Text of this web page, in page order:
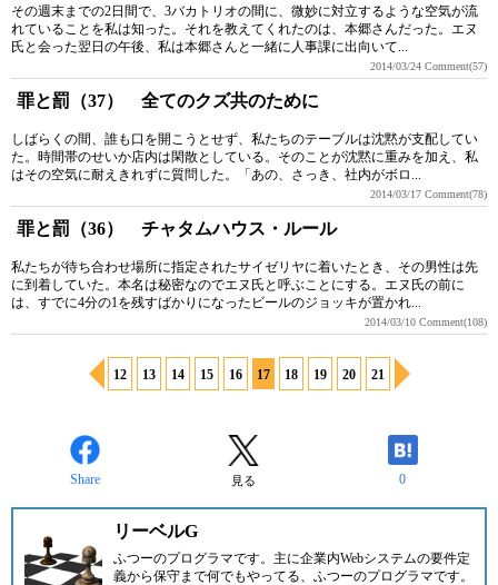
その週末までの2日間で、3バカトリオの間に、微妙に対立するような空気が流
れていることを私は知った。それを教えてくれたのは、本郷さんだった。エヌ
氏と会った翌日の午後、私は本郷さんと一緒に人事課に出向いて...
2014/03/24 Comment(57)
罪と罰（37） 全てのクズ共のために
しばらくの間、誰も口を開こうとせず、私たちのテーブルは沈黙が支配してい
た。時間帯のせいか店内は閑散としている。そのことが沈黙に重みを加え、私
はその空気に耐えきれずに質問した。「あの、さっき、社内がボロ...
2014/03/17 Comment(78)
罪と罰（36） チャタムハウス・ルール
私たちが待ち合わせ場所に指定されたサイゼリヤに着いたとき、その男性は先
に到着していた。本名は秘密なのでエヌ氏と呼ぶことにする。エヌ氏の前に
は、すでに4分の1を残すばかりになったビールのジョッキが置かれ...
2014/03/10 Comment(108)
12 13 14 15 16 17 18 19 20 21
Share 見る 0
リーベルG
ふつーのプログラマです。主に企業内Webシステムの要件定
義から保守まで何でもやってる、ふつーのプログラマです。